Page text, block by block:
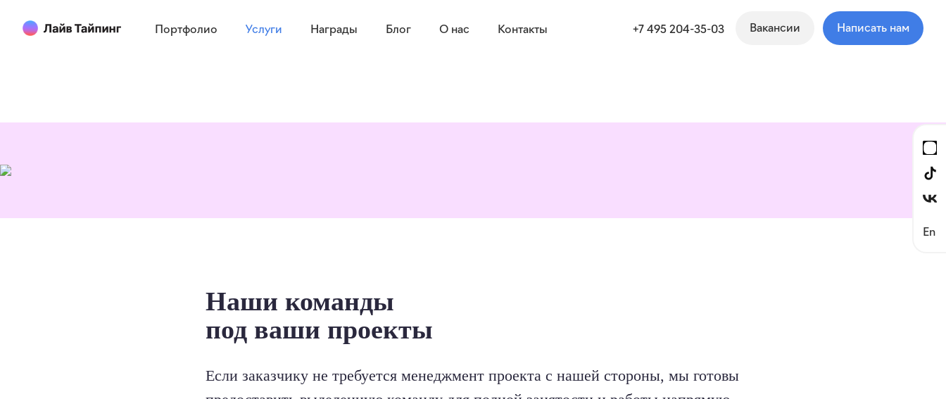
Портфолио Услуги Награды Блог О нас Контакты +7 495 204-35-03 Вакансии Написать нам
En
Наши команды
под ваши проекты
Если заказчику не требуется менеджмент проекта с нашей стороны, мы готовы